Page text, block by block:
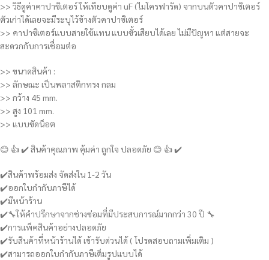
>> วิธีดูค่าคาปาซิเตอร์ ให้เทียบดูค่า uF (ไมโครฟารัด) จากบนตัวคาปาซิเตอร์
ตัวเก่าได้เลยจะมีระบุไว้ข้างตัวคาปาซิเตอร์
>> คาปาซิเตอร์แบบสายใช้แทน แบบขั้วเสียบได้เลย ไม่มีปัญหา แต่สายจะ
สะดวกกับการเชื่อมต่อ
>> ขนาดสินค้า :
>> ลักษณะ เป็นพลาสติกทรง กลม
>> กว้าง 45 mm.
>> สูง 101 mm.
>> แบบขัดน็อต
😊 👍 ✔️ สินค้าคุณภาพ คุ้มค่า ถูกใจ ปลอดภัย 😊 👍 ✔️
✔️สินค้าพร้อมส่ง จัดส่งใน 1-2 วัน
✔️ออกใบกำกับภาษีได้
✔️มีหน้าร้าน
✔️🔧ให้คำปรึกษาจากช่างซ่อมที่มีประสบการณ์มากกว่า 30 ปี 🔧
✔️การแพ็คสินค้าอย่างปลอดภัย
✔️รับสินค้าที่หน้าร้านได้ เข้ารับด่วนได้ ( โปรดสอบถามเพิ่มเติม )
✔️สามารถออกใบกำกับภาษีเต็มรูปแบบได้